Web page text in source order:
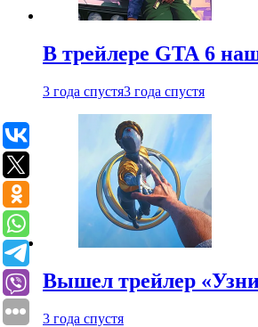
В трейлере GTA 6
3 года спустя3 года спустя
Вышел трейлер
3 года спустя